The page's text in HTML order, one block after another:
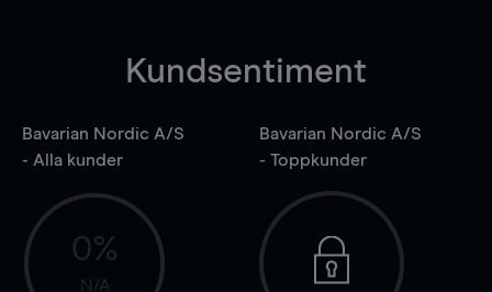
Kundsentiment
Bavarian Nordic A/S
- Alla kunder
0%
N/A
Bavarian Nordic A/S
- Toppkunder